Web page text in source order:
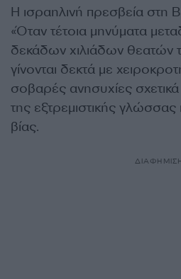
Η ισραηλινή πρεσβεία στη
«Όταν τέτοια μηνύματα
δεκάδων χιλιάδων θεατών
γίνονται δεκτά με
σοβαρές ανησυχίες
της εξτρεμιστικής γλώσσας
βίας.
ΔΙΑΦΗΜΙΣΗ